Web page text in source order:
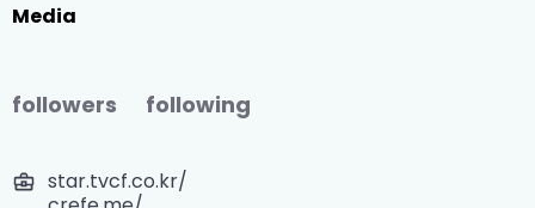
Media
followers following
star.tvcf.co.kr/